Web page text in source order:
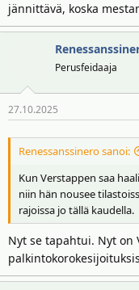
jännittävä, koska
Perusfeidaaja
27.10.2025
Renessanssinero sanoi:
Kun Verstappen saa
niin hän nousee
rajoissa jo tällä kaudella.
Nyt se tapahtui. Nyt on